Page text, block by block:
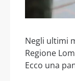
Negli ultimi
Regione
Ecco una